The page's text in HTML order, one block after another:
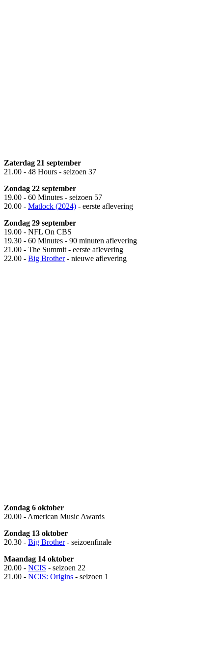
Zaterdag 21 september
21.00 - 48 Hours - seizoen 37
Zondag 22 september
19.00 - 60 Minutes - seizoen 57
20.00 - Matlock (2024) - eerste aflevering
Zondag 29 september
19.00 - NFL On CBS
19.30 - 60 Minutes - 90 minuten aflevering
21.00 - The Summit - eerste aflevering
22.00 - Big Brother- nieuwe aflevering
Zondag 6 oktober
20.00 - American Music Awards
Zondag 13 oktober
20.30 - Big Brother- seizoenfinale
Maandag 14 oktober
20.00 - NCIS - seizoen 22
21.00 - NCIS: Origins - seizoen 1